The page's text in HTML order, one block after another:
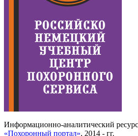
Информационно-аналитический ресурс
«Похоронный портал», 2014 - гг.